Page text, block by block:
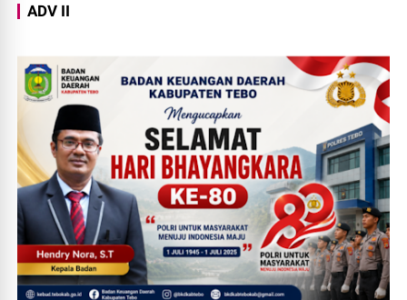
ADV II